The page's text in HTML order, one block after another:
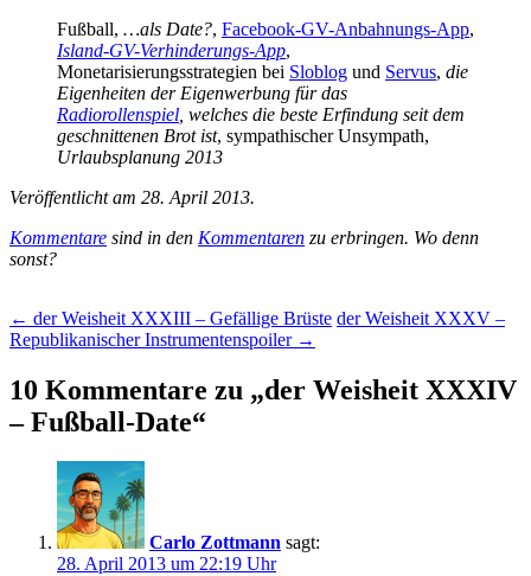
Fußball, …als Date?, Facebook-GV-Anbahnungs-App,
Island-GV-Verhinderungs-App,
Monetarisierungsstrategien bei Sloblog und Servus, die
Eigenheiten der Eigenwerbung für das
Radiorollenspiel , welches die beste Erfindung seit dem
geschnittenen Brot ist, sympathischer Unsympath,
Urlaubsplanung 2013
Veröffentlicht am 28. April 2013.
Kommentare sind in den Kommentaren zu erbringen. Wo denn
sonst?
Beitragsnavigation
← der Weisheit XXXIII – Gefällige Brüste der Weisheit XXXV –
Republikanischer Instrumentenspoiler →
10 Kommentare zu „der Weisheit XXXIV
– Fußball-Date“
Carlo Zottmann sagt:
28. April 2013 um 22:19 Uhr